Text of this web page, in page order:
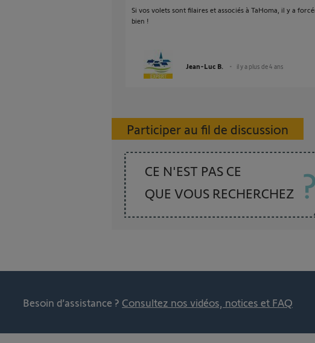
Si vos volets sont filaires et associés à TaHoma, il y a
bien !
Jean-Luc B. il y a plus de 4 ans
Participer au fil de discussion
CE N'EST PAS CE
QUE VOUS RECHERCHEZ
Besoin d’assistance ? Consultez nos vidéos, notices et FAQ